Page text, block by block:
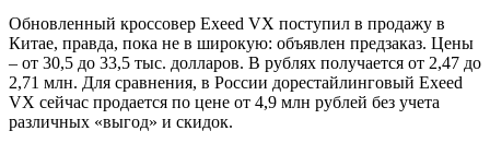
Обновленный кроссовер Exeed VX поступил в продажу в
Китае, правда, пока не в широкую: объявлен предзаказ. Цены
– от 30,5 до 33,5 тыс. долларов. В рублях получается от 2,47 до
2,71 млн. Для сравнения, в России дорестайлинговый Exeed
VX сейчас продается по цене от 4,9 млн рублей без учета
различных «выгод» и скидок.